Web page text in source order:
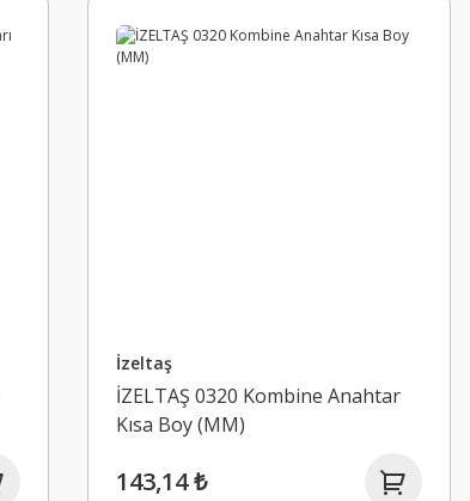
İzeltaş
İZELTAŞ 0320 Kombine Anahtar
Kısa Boy (MM)
143,14 ₺